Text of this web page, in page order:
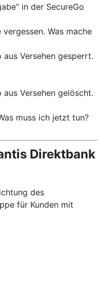
in der SecureGo
Was mache
Versehen gesperrt.
Versehen gelöscht.
muss ich jetzt tun?
Direktbank
des
für Kunden mit